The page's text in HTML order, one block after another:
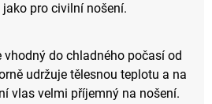
jako pro civilní nošení.
vhodný do chladného počasí od
udržuje tělesnou teplotu a na
vlas velmi příjemný na nošení.